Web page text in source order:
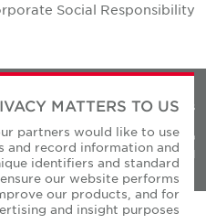
Social Responsibility
Privacy Policies
© Copyright Cushman & Wakefield Core 2026.
All Rights Reserved.
MATTERS TO US
partners would like to use
and record information and
identifiers and standard
our website performs
our products, and for
and insight purposes.